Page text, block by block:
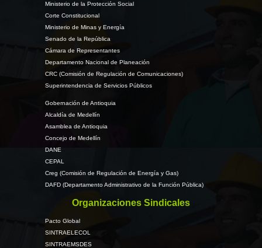
Ministerio de la Protección Social
Corte Constitucional
Ministerio de Minas y Energía
Senado de la República
Cámara de Representantes
Departamento Nacional de Planeación
CRC (Comisión de Regulación de Comunicaciones)
Superintendencia de Servicios Públicos
Gobernación de Antioquia
Alcaldía de Medellín
Asamblea de Antioquia
Concejo de Medellín
DANE
CEPAL
Creg (Comisión de Regulación de Energía y Gas)
DAFD (Departamento Administrativo de la Función Pública)
Organizaciones Sindicales
Pacto Global
SINTRAELECOL
SINTRAEMSDES